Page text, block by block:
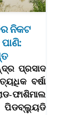
ନିକଟ
ପ୍ରସାଦ
ବର୍ଷା
ଫାଶିମାଲ